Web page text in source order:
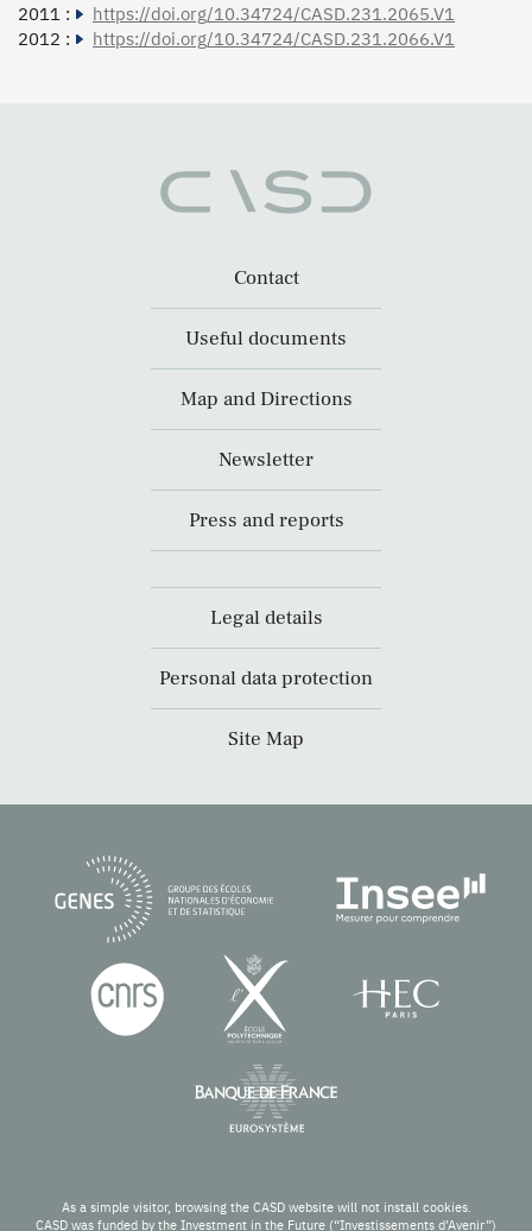
2011 :
https://doi.org/10.34724/CASD.231.2065.V1
2012 :
https://doi.org/10.34724/CASD.231.2066.V1
Contact
Useful documents
Map and Directions
Newsletter
Press and reports
Legal details
Personal data protection
Site Map
As a simple visitor, browsing the CASD website will not install cookies.
CASD was funded by the Investment in the Future (“Investissements d’Avenir”)